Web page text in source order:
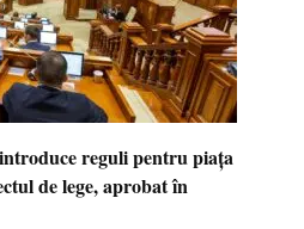
reguli pentru piața
de lege, aprobat în